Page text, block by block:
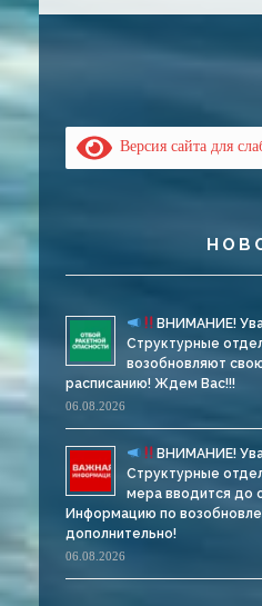
Версия сайта для
ВНИМАНИЕ!
Структурные
возобновляют
расписанию! Ждем Вас!!!
06.08.2026
ВНИМАНИЕ!
Структурные
мера вводится до
Информацию по
дополнительно!
06.08.2026